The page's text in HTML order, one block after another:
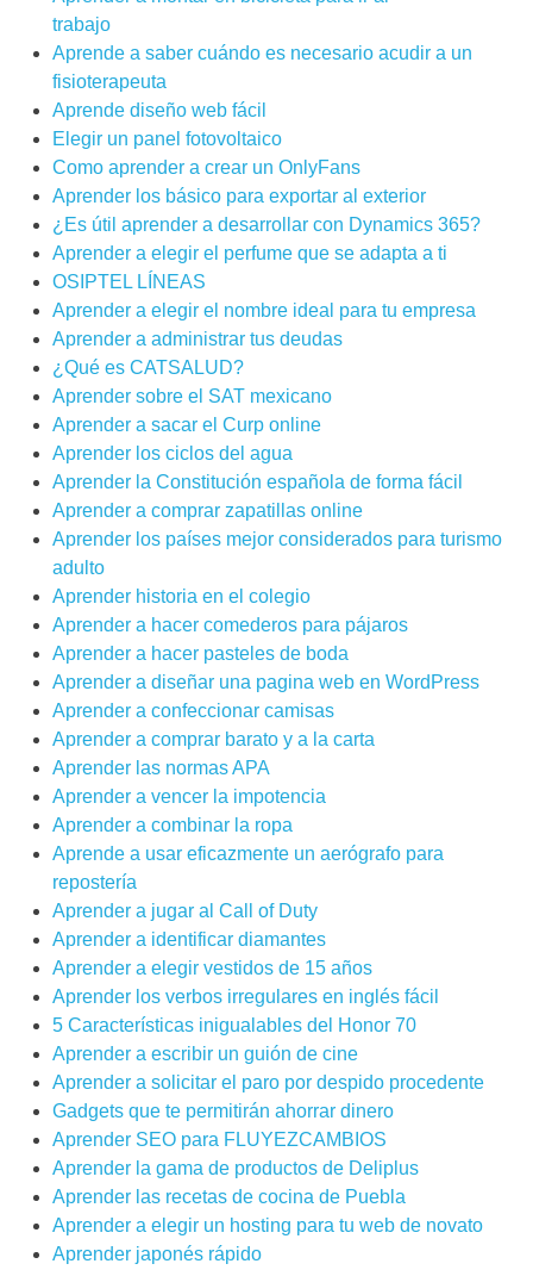
trabajo
Aprende a saber cuándo es necesario acudir a un
fisioterapeuta
Aprende diseño web fácil
Elegir un panel fotovoltaico
Como aprender a crear un OnlyFans
Aprender los básico para exportar al exterior
¿Es útil aprender a desarrollar con Dynamics 365?
Aprender a elegir el perfume que se adapta a ti
OSIPTEL LÍNEAS
Aprender a elegir el nombre ideal para tu empresa
Aprender a administrar tus deudas
¿Qué es CATSALUD?
Aprender sobre el SAT mexicano
Aprender a sacar el Curp online
Aprender los ciclos del agua
Aprender la Constitución española de forma fácil
Aprender a comprar zapatillas online
Aprender los países mejor considerados para turismo
adulto
Aprender historia en el colegio
Aprender a hacer comederos para pájaros
Aprender a hacer pasteles de boda
Aprender a diseñar una pagina web en WordPress
Aprender a confeccionar camisas
Aprender a comprar barato y a la carta
Aprender las normas APA
Aprender a vencer la impotencia
Aprender a combinar la ropa
Aprende a usar eficazmente un aerógrafo para
repostería
Aprender a jugar al Call of Duty
Aprender a identificar diamantes
Aprender a elegir vestidos de 15 años
Aprender los verbos irregulares en inglés fácil
5 Características inigualables del Honor 70
Aprender a escribir un guión de cine
Aprender a solicitar el paro por despido procedente
Gadgets que te permitirán ahorrar dinero
Aprender SEO para FLUYEZCAMBIOS
Aprender la gama de productos de Deliplus
Aprender las recetas de cocina de Puebla
Aprender a elegir un hosting para tu web de novato
Aprender japonés rápido